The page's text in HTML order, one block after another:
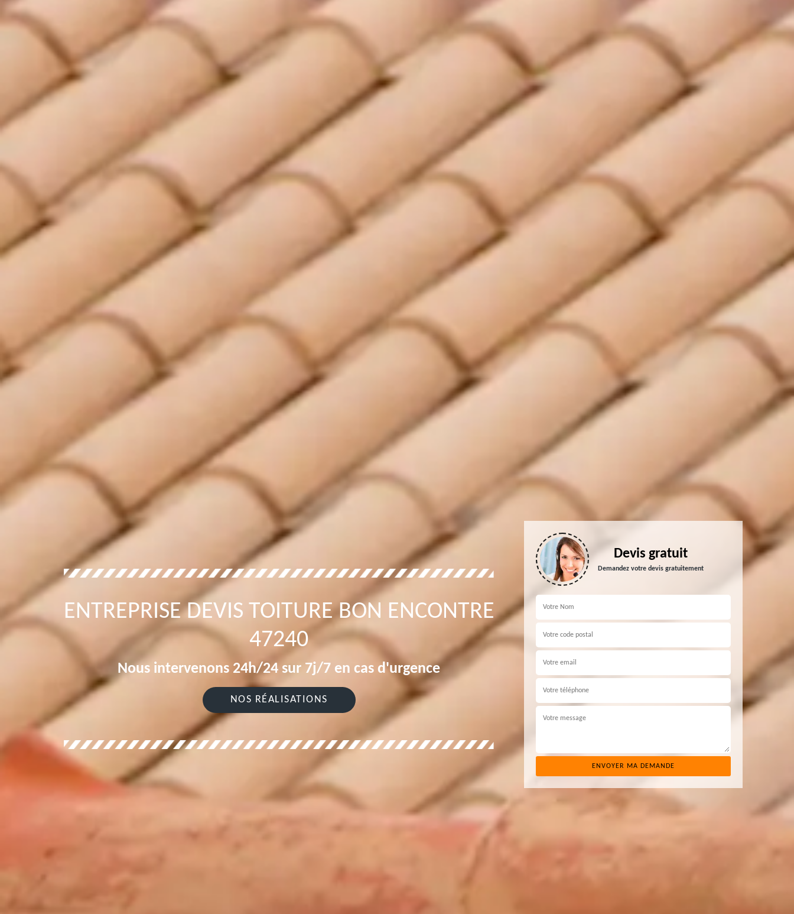
ENTREPRISE DEVIS TOITURE BON ENCONTRE
47240
Nous intervenons 24h/24 sur 7j/7 en cas d'urgence
NOS RÉALISATIONS
Devis gratuit
Demandez votre devis gratuitement